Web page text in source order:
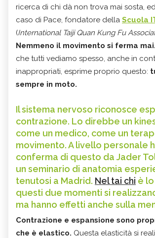
ricerca di chi dà non trova mai sosta,
caso di Pace, fondatore della Scuola
(International Taiji Quan Kung Fu
Nemmeno il movimento si ferma mai.
che tutti vediamo spesso, anche in
inappropriati, esprime proprio questo:
sempre in moto.
Il sistema nervoso riconosce
contrazione. Lo direbbe un
come un medico, come un
movimento. A livello personale
conferma di questo da Jader
un seminario di anatomia
tenutosi a Madrid. Nel tai chi è
questi due momenti si
ma hanno effetti anche sulla
Contrazione e espansione sono
che è elastico. Questa elasticità si